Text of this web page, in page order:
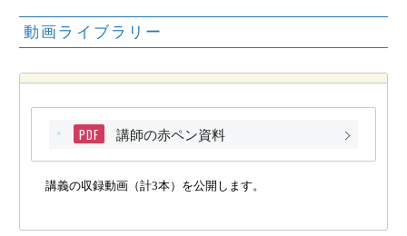
動画ライブラリー
PDF 講師の赤ペン資料
講義の収録動画（計3本）を公開します。